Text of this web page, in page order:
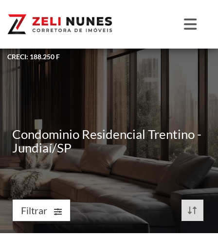
CRECI: 188.250 F
Condominio Residencial Trentino -
Jundiaí/SP
Filtrar